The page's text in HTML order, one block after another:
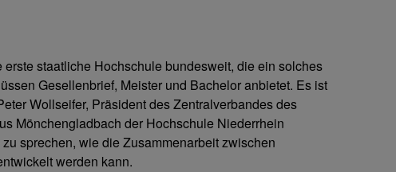
staatliche Hochschule bundesweit, die ein solches
Gesellenbrief, Meister und Bachelor anbietet. Es ist
Wollseifer, Präsident des Zentralverbandes des
Mönchengladbach der Hochschule Niederrhein
sprechen, wie die Zusammenarbeit zwischen
werden kann.